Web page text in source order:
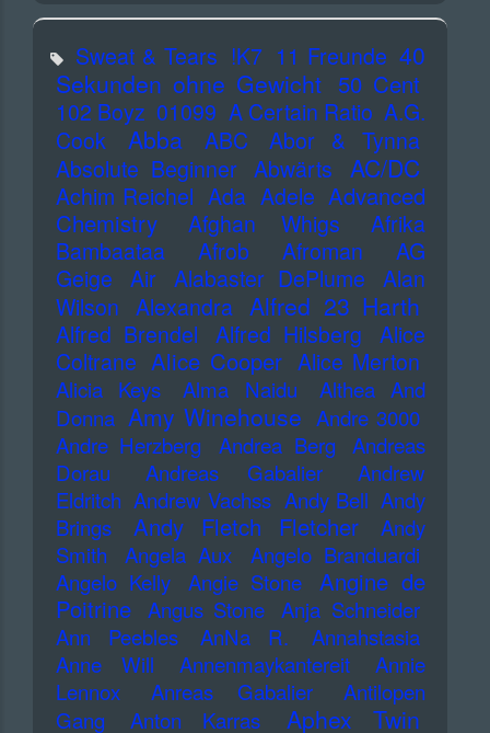
Sweat & Tears !K7 11 Freunde 40
Sekunden ohne Gewicht 50 Cent
102 Boyz 01099 A Certain Ratio A.G.
Cook
Abba ABC
Abor & Tynna
Absolute Beginner Abwärts AC/DC
Achim Reichel Ada Adele Advanced
Chemistry
Afghan Whigs
Afrika
Bambaataa
Afrob Afroman
AG
Geige
Air Alabaster DePlume
Alan
Wilson Alexandra Alfred 23 Harth
Alfred Brendel Alfred Hilsberg
Alice
Coltrane Alice Cooper Alice Merton
Alicia Keys Alma Naidu
Althea And
Donna Amy Winehouse Andre 3000
Andre Herzberg
Andrea Berg
Andreas
Dorau
Andreas Gabalier
Andrew
Eldritch Andrew Vachss Andy Bell Andy
Brings
Andy Fletch Fletcher
Andy
Smith
Angela Aux
Angelo Branduardi
Angelo Kelly
Angie Stone
Angine de
Poitrine Angus Stone Anja Schneider
Ann Peebles
AnNa R.
Annahstasia
Anne Will
Annenmaykantereit
Annie
Lennox
Anreas Gabalier
Antilopen
Gang
Anton Karras Aphex Twin